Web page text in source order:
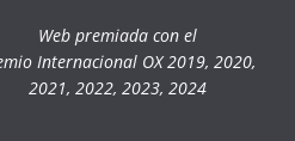
Web premiada con el
Internacional OX 2019, 2020,
2021, 2022, 2023, 2024